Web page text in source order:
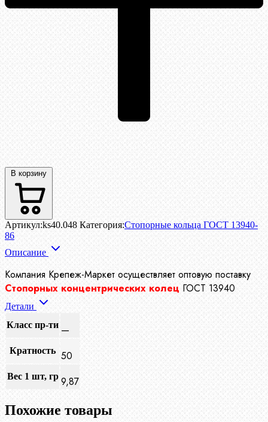
В корзину
Артикул:ks40.048 Категория:Стопорные кольца ГОСТ 13940-
86
Описание
Компания Крепеж-Маркет осуществляет оптовую поставку
Стопорных концентрических колец ГОСТ 13940
Детали
Класс пр-ти —
Кратность 50
Вес 1 шт, гр 9,87
Похожие товары